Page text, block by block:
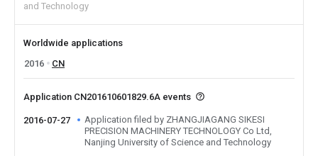
and Technology
Worldwide applications
2016
CN
Application CN201610601829.6A events
2016-07-27
Application filed by ZHANGJIAGANG SIKESI
PRECISION MACHINERY TECHNOLOGY Co Ltd,
Nanjing University of Science and Technology